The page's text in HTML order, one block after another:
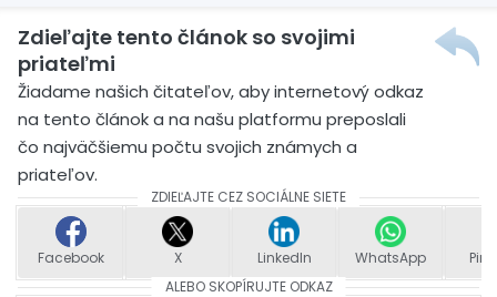
Zdieľajte tento článok so svojimi
priateľmi
Žiadame našich čitateľov, aby internetový odkaz
na tento článok a na našu platformu preposlali
čo najväčšiemu počtu svojich známych a
priateľov.
ZDIEĽAJTE CEZ SOCIÁLNE SIETE
Facebook X LinkedIn WhatsApp
ALEBO SKOPÍRUJTE ODKAZ